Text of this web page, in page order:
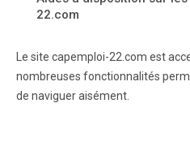
22.com
Le site capemploi-22.com est
nombreuses fonctionnalités
de naviguer aisément.